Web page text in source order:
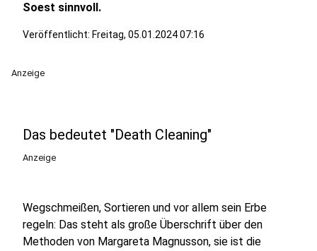
Soest sinnvoll.
Veröffentlicht: Freitag, 05.01.2024 07:16
Anzeige
Das bedeutet "Death Cleaning"
Anzeige
Wegschmeißen, Sortieren und vor allem sein Erbe
regeln: Das steht als große Überschrift über den
Methoden von Margareta Magnusson, sie ist die